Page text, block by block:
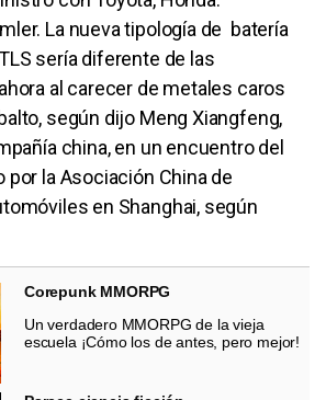
La nueva tipología de batería
sería diferente de las
al carecer de metales caros
según dijo Meng Xiangfeng,
china, en un encuentro del
la Asociación China de
en Shanghai, según
Corepunk MMORPG
Un verdadero MMORPG de la vieja
escuela ¡Cómo los de antes, pero mejor!